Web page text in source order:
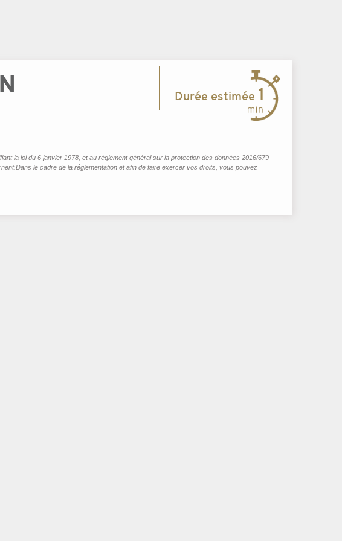
1
la loi du 6 janvier 1978, et au règlement général sur la protection des données 2016/679
le cadre de la réglementation et afin de faire exercer vos droits, vous pouvez